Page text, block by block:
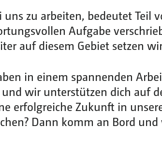
zu arbeiten, bedeutet Teil
Aufgabe
auf diesem Gebiet setzen
in einem spannenden
wir unterstützen dich auf
erfolgreiche Zukunft in
Dann komm an Bord und